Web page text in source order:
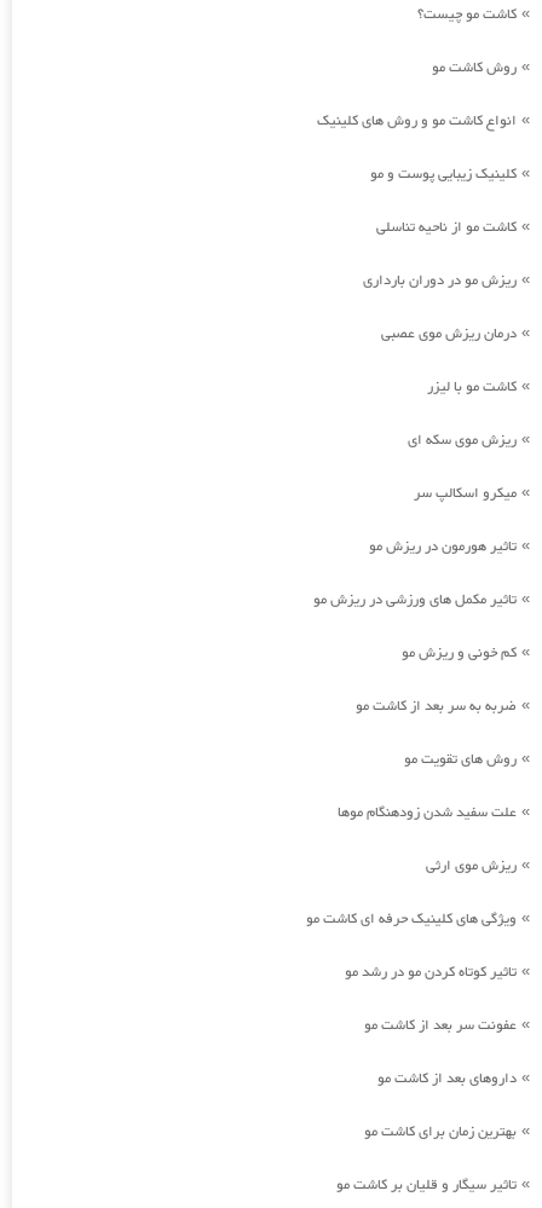
» کاشت مو چیست؟
» روش کاشت مو
» انواع کاشت مو و روش های کلینیک
» کلینیک زیبایی پوست و مو
» کاشت مو از ناحیه تناسلی
» ریزش مو در دوران بارداری
» درمان ریزش موی عصبی
» کاشت مو با لیزر
» ریزش موی سکه ای
» میکرو اسکالپ سر
» تاثیر هورمون در ریزش مو
» تاثیر مکمل های ورزشی در ریزش مو
» کم خونی و ریزش مو
» ضربه به سر بعد از کاشت مو
» روش های تقویت مو
» علت سفید شدن زودهنگام موها
» ریزش موی ارثی
» ویژگی های کلینیک حرفه ای کاشت مو
» تاثیر کوتاه کردن مو در رشد مو
» عفونت سر بعد از کاشت مو
» داروهای بعد از کاشت مو
» بهترین زمان برای کاشت مو
» تاثیر سیگار و قلیان بر کاشت مو